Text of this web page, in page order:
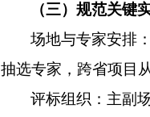
（三）规范关键
场地与专家安排
抽选专家，跨省项目
评标组织：主副